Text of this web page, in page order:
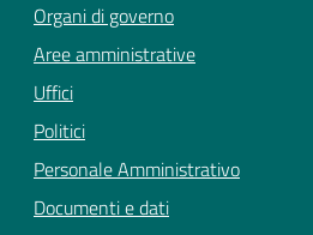
Organi di governo
Aree amministrative
Uffici
Politici
Personale Amministrativo
Documenti e dati